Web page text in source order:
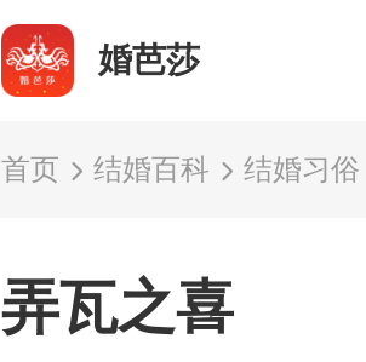
婚芭莎
首页 结婚百科 结婚习俗
弄瓦之喜